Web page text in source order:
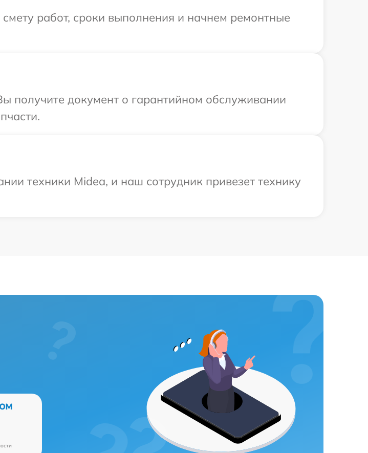
работ, сроки выполнения и начнем ремонтные
получите документ о гарантийном обслуживании
техники Midea, и наш сотрудник привезет технику